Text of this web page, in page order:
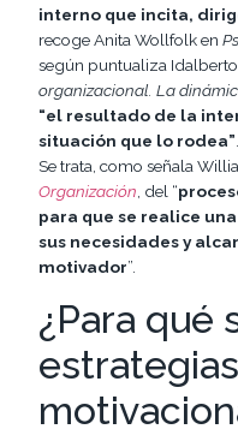
interno que incita,
recoge Anita Wollfolk en
según puntualiza
organizacional. La
“el resultado de la
situación que lo rodea”
Se trata, como señala
Organización , del “
para que se realice
sus necesidades y
motivador”.
¿Para qué
estrategias